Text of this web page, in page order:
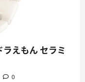
えもん セラミ
0